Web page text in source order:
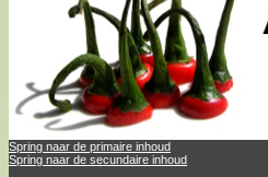
Spring naar de primaire inhoud
Spring naar de secundaire inhoud